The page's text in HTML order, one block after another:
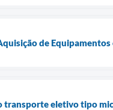
de
transporte eletivo tipo